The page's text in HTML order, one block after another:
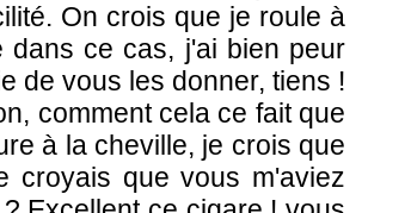
On crois que je roule à
dans ce cas, j'ai bien peur
de vous les donner, tiens !
comment cela ce fait que
à la cheville, je crois que
croyais que vous m'aviez